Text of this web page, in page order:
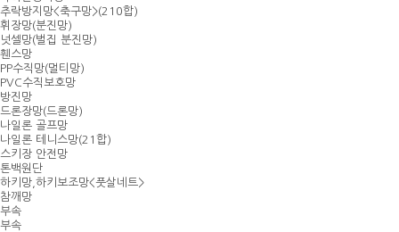
추락방지망<축구망>(210합)
휘장망(분진망)
넛셀망(벌집 분진망)
휀스망
PP수직망(멀티망)
PVC수직보호망
방진망
드론장망(드론망)
나일론 골프망
나일론 테니스망(21합)
스키장 안전망
톤백원단
하키망,하키보조망<풋살네트>
참깨망
부속
부속